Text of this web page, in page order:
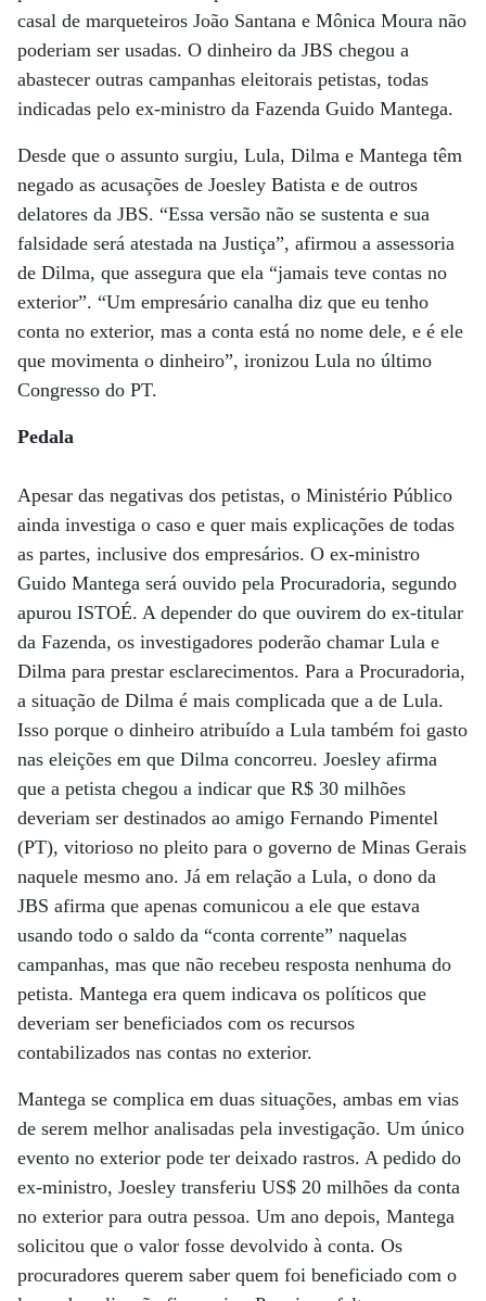
casal de marqueteiros João Santana e Mônica Moura não
poderiam ser usadas. O dinheiro da JBS chegou a
abastecer outras campanhas eleitorais petistas, todas
indicadas pelo ex-ministro da Fazenda Guido Mantega.
Desde que o assunto surgiu, Lula, Dilma e Mantega têm
negado as acusações de Joesley Batista e de outros
delatores da JBS. “Essa versão não se sustenta e sua
falsidade será atestada na Justiça”, afirmou a assessoria
de Dilma, que assegura que ela “jamais teve contas no
exterior”. “Um empresário canalha diz que eu tenho
conta no exterior, mas a conta está no nome dele, e é ele
que movimenta o dinheiro”, ironizou Lula no último
Congresso do PT.
Pedala
Apesar das negativas dos petistas, o Ministério Público
ainda investiga o caso e quer mais explicações de todas
as partes, inclusive dos empresários. O ex-ministro
Guido Mantega será ouvido pela Procuradoria, segundo
apurou ISTOÉ. A depender do que ouvirem do ex-titular
da Fazenda, os investigadores poderão chamar Lula e
Dilma para prestar esclarecimentos. Para a Procuradoria,
a situação de Dilma é mais complicada que a de Lula.
Isso porque o dinheiro atribuído a Lula também foi gasto
nas eleições em que Dilma concorreu. Joesley afirma
que a petista chegou a indicar que R$ 30 milhões
deveriam ser destinados ao amigo Fernando Pimentel
(PT), vitorioso no pleito para o governo de Minas Gerais
naquele mesmo ano. Já em relação a Lula, o dono da
JBS afirma que apenas comunicou a ele que estava
usando todo o saldo da “conta corrente” naquelas
campanhas, mas que não recebeu resposta nenhuma do
petista. Mantega era quem indicava os políticos que
deveriam ser beneficiados com os recursos
contabilizados nas contas no exterior.
Mantega se complica em duas situações, ambas em vias
de serem melhor analisadas pela investigação. Um único
evento no exterior pode ter deixado rastros. A pedido do
ex-ministro, Joesley transferiu US$ 20 milhões da conta
no exterior para outra pessoa. Um ano depois, Mantega
solicitou que o valor fosse devolvido à conta. Os
procuradores querem saber quem foi beneficiado com o